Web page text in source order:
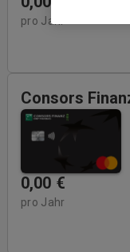
pro Jahr
Consors
0,00 €
pro Jahr